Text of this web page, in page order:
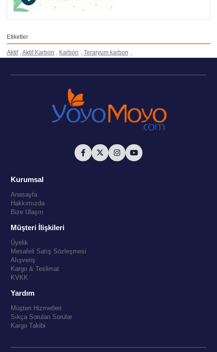
Etiketler
Aktif Aktif Karbon Karbon Teraryum karbon
Kurumsal
Anasayfa
Hakkımızda
Bize Ulaşın
Müşteri İlişkileri
Üyelik
Mesafeli Satış Sözleşmesi
Alışveriş
Kargo & Teslimat
KVKK
Yardım
Müşteri Hizmetleri
Sıkça Sorulan Sorular
Kargo Takibi